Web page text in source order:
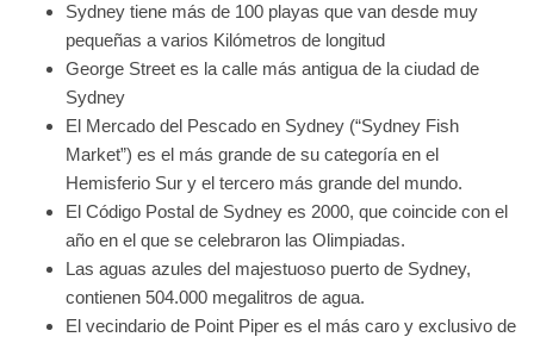
Sydney tiene más de 100 playas que van desde muy
pequeñas a varios Kilómetros de longitud
George Street es la calle más antigua de la ciudad de
Sydney
El Mercado del Pescado en Sydney (“Sydney Fish
Market”) es el más grande de su categoría en el
Hemisferio Sur y el tercero más grande del mundo.
El Código Postal de Sydney es 2000, que coincide con el
año en el que se celebraron las Olimpiadas.
Las aguas azules del majestuoso puerto de Sydney,
contienen 504.000 megalitros de agua.
El vecindario de Point Piper es el más caro y exclusivo de